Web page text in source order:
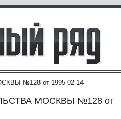
№128 от 1995-02-14
МОСКВЫ №128 от